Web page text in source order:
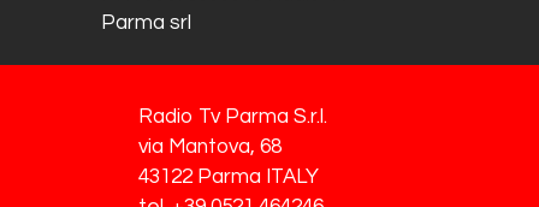
Parma srl
Radio Tv Parma S.r.l.
via Mantova, 68
43122 Parma ITALY